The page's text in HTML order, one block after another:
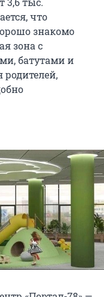
что
знакомо
зона с
батутами и
родителей,